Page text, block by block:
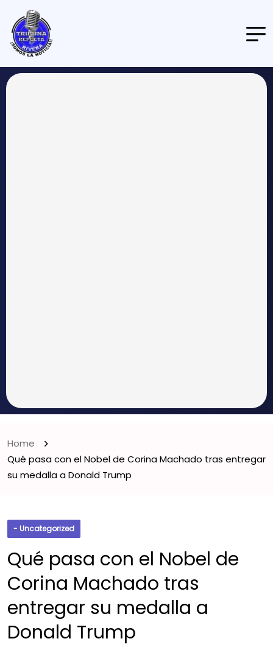
Home
Qué pasa con el Nobel de Corina Machado tras entregar
su medalla a Donald Trump
- Uncategorized
Qué pasa con el Nobel de
Corina Machado tras
entregar su medalla a
Donald Trump